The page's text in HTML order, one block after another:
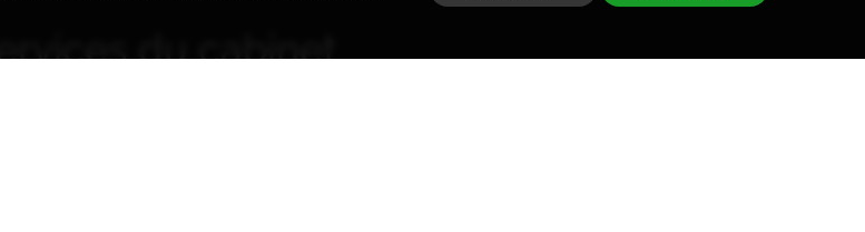
du cabinet